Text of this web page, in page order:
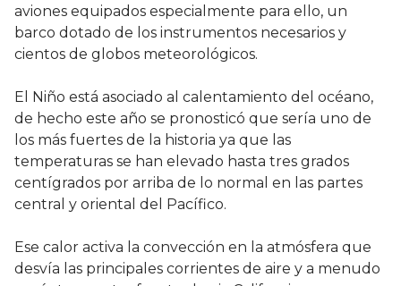
aviones equipados especialmente para ello, un
barco dotado de los instrumentos necesarios y
cientos de globos meteorológicos.
El Niño está asociado al calentamiento del océano,
de hecho este año se pronosticó que sería uno de
los más fuertes de la historia ya que las
temperaturas se han elevado hasta tres grados
centígrados por arriba de lo normal en las partes
central y oriental del Pacífico.
Ese calor activa la convección en la atmósfera que
desvía las principales corrientes de aire y a menudo